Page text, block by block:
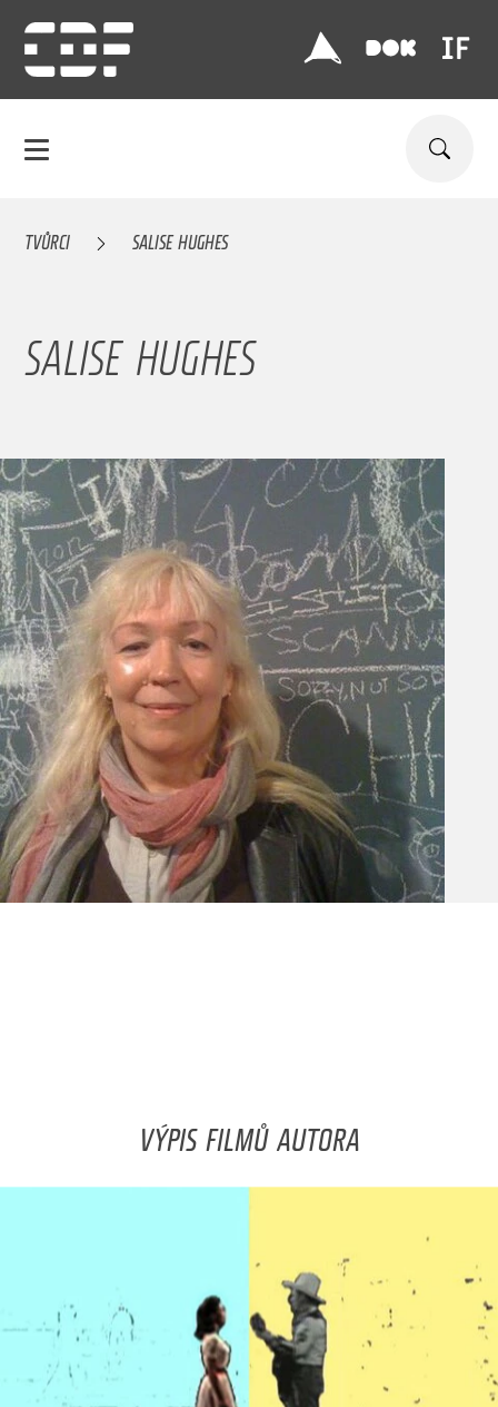
TVŮRCI SALISE HUGHES
SALISE HUGHES
VÝPIS FILMŮ AUTORA